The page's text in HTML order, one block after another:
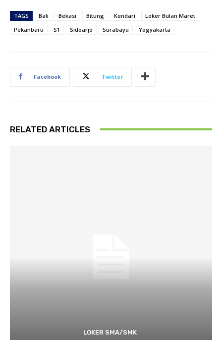
TAGS Bali Bekasi Bitung Kendari
Loker Bulan Maret
Pekanbaru
S1 Sidoarjo Surabaya Yogyakarta
Facebook Twitter
RELATED ARTICLES
LOKER SMA/SMK